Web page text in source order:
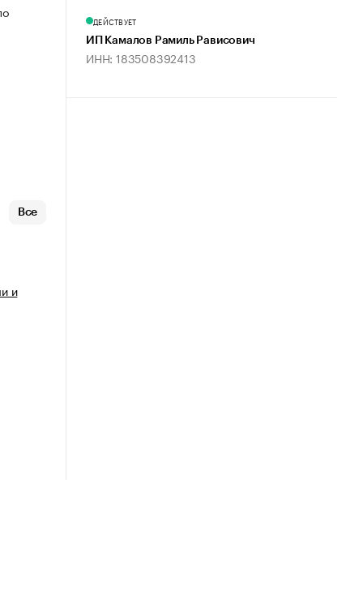
Все
и
ДЕЙСТВУЕТ
ИП Камалов Рамиль Рависович
ИНН: 183508392413